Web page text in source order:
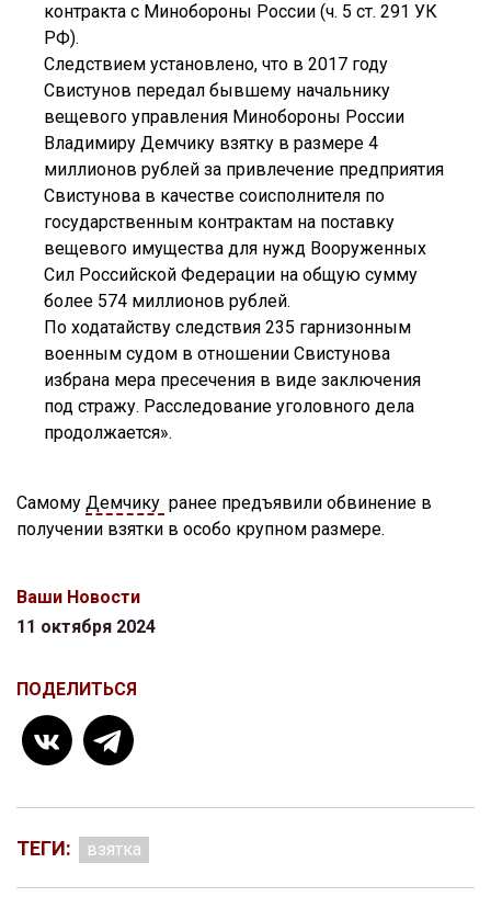
контракта с Минобороны России (ч. 5 ст. 291 УК
РФ).
Следствием установлено, что в 2017 году
Свистунов передал бывшему начальнику
вещевого управления Минобороны России
Владимиру Демчику взятку в размере 4
миллионов рублей за привлечение предприятия
Свистунова в качестве соисполнителя по
государственным контрактам на поставку
вещевого имущества для нужд Вооруженных
Сил Российской Федерации на общую сумму
более 574 миллионов рублей.
По ходатайству следствия 235 гарнизонным
военным судом в отношении Свистунова
избрана мера пресечения в виде заключения
под стражу. Расследование уголовного дела
продолжается».
Самому Демчику ранее предъявили обвинение в
получении взятки в особо крупном размере.
Ваши Новости
11 октября 2024
ПОДЕЛИТЬСЯ
ТЕГИ: взятка